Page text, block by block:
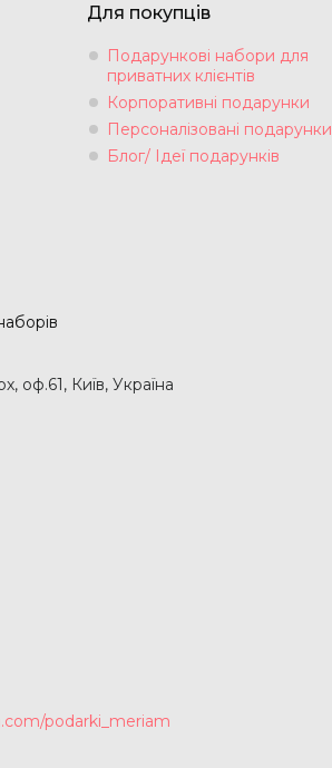
Для покупців
Подарункові набори для
приватних клієнтів
Корпоративні подарунки
Персоналізовані подарунки
Блог/ Ідеї подарунків
оф.61, Київ, Україна
podarki_meriam